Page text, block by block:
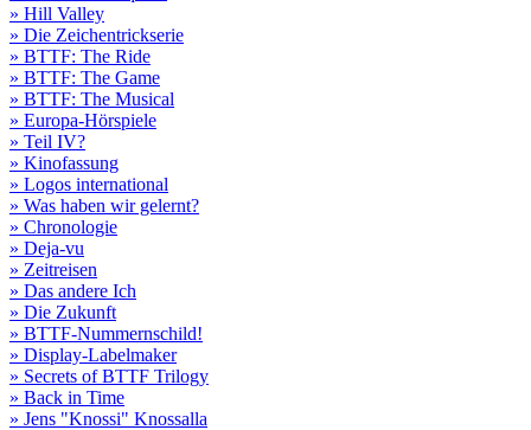
» Hill Valley
» Die Zeichentrickserie
» BTTF: The Ride
» BTTF: The Game
» BTTF: The Musical
» Europa-Hörspiele
» Teil IV?
» Kinofassung
» Logos international
» Was haben wir gelernt?
» Chronologie
» Deja-vu
» Zeitreisen
» Das andere Ich
» Die Zukunft
» BTTF-Nummernschild!
» Display-Labelmaker
» Secrets of BTTF Trilogy
» Back in Time
» Jens "Knossi" Knossalla